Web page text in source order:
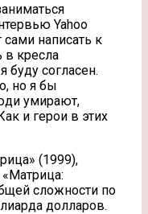
Yahoo
написать к
в кресла
буду согласен.
но я бы
умирают,
и герои в этих
(1999),
сложности по
долларов.